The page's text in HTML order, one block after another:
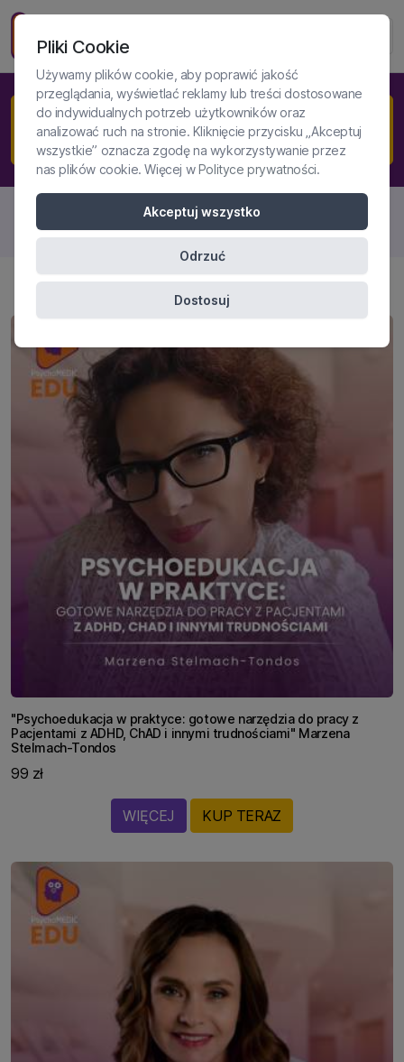
NIELIMITOWANY DOSTĘP DO
PLATFORMY
TOP 15
"Psychoedukacja w praktyce: gotowe narzędzia do pracy z
Pacjentami z ADHD, ChAD i innymi trudnościami" Marzena
Stelmach-Tondos
99 zł
WIĘCEJ KUP TERAZ
Pliki Cookie
Używamy plików cookie, aby poprawić jakość
przeglądania, wyświetlać reklamy lub treści dostosowane
do indywidualnych potrzeb użytkowników oraz
analizować ruch na stronie. Kliknięcie przycisku „Akceptuj
wszystkie” oznacza zgodę na wykorzystywanie przez
nas plików cookie. Więcej wPolityce prywatności.
Akceptuj wszystko
Odrzuć
Dostosuj